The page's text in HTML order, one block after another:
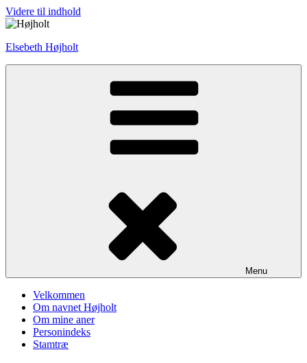
Videre til indhold
Elsebeth Højholt
Menu
Velkommen
Om navnet Højholt
Om mine aner
Personindeks
Stamtræ